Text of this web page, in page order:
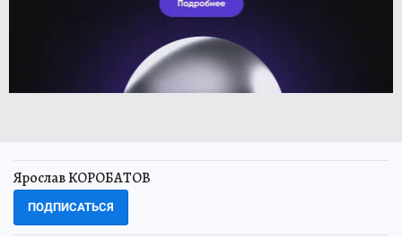
Ярослав КОРОБАТОВ
ПОДПИСАТЬСЯ